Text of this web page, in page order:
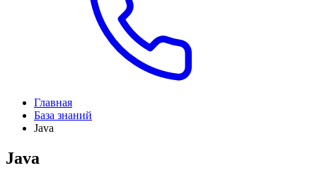
Главная
База знаний
Java
Java